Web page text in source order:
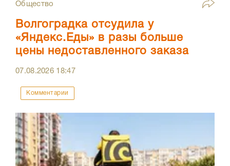
Общество
Волгоградка отсудила у
«Яндекс.Еды» в разы больше
цены недоставленного заказа
07.08.2026 18:47
Комментарии